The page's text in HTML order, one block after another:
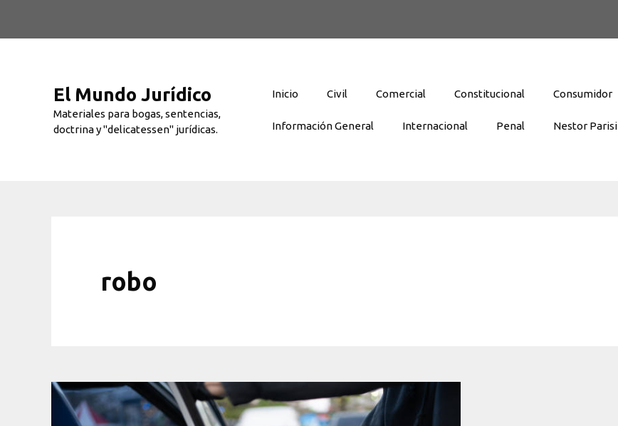
El Mundo Jurídico
Materiales para bogas, sentencias,
doctrina y "delicatessen" jurídicas.
Inicio Civil Comercial Constitucional Consumidor
Información General Internacional Penal Nestor Parisi
robo